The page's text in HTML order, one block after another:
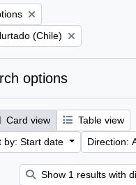
(Chile)
options
Card view
Table view
by: Start date
Direction:
Show 1 results with